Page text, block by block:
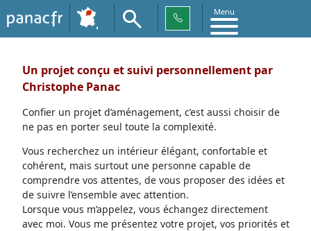
Menu
Un projet conçu et suivi personnellement par
Christophe Panac
Confier un projet d’aménagement, c’est aussi choisir de
ne pas en porter seul toute la complexité.
Vous recherchez un intérieur élégant, confortable et
cohérent, mais surtout une personne capable de
comprendre vos attentes, de vous proposer des idées et
de suivre l’ensemble avec attention.
Lorsque vous m’appelez, vous échangez directement
avec moi. Vous me présentez votre projet, vos priorités et